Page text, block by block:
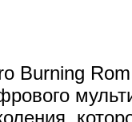
Burning